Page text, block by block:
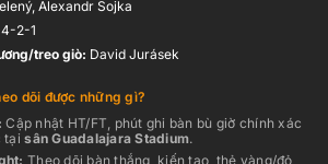
Alexandr Sojka
2-1
treo giò: David Jurásek
dõi được những gì?
: Cập nhật HT/FT, phút ghi bàn bù giờ chính xác
tạisânGuadalajara Stadium.
Theo dõi bàn thắng, kiến tạo, thẻ vàng/đỏ,